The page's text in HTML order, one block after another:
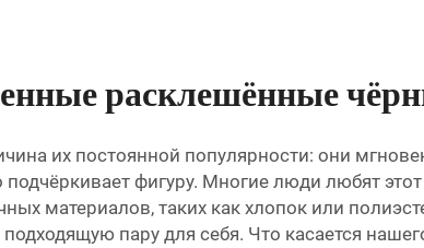
расклешённые
их постоянной популярности: они
фигуру. Многие люди любят
материалов, таких как хлопок или
пару для себя. Что касается